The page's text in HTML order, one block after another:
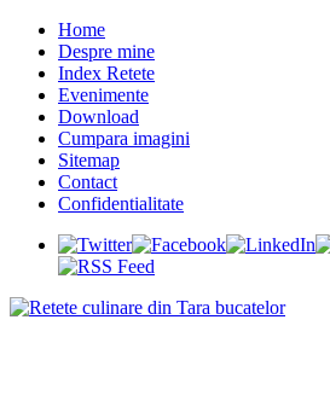
Home
Despre mine
Index Retete
Evenimente
Download
Cumpara imagini
Sitemap
Contact
Confidentialitate